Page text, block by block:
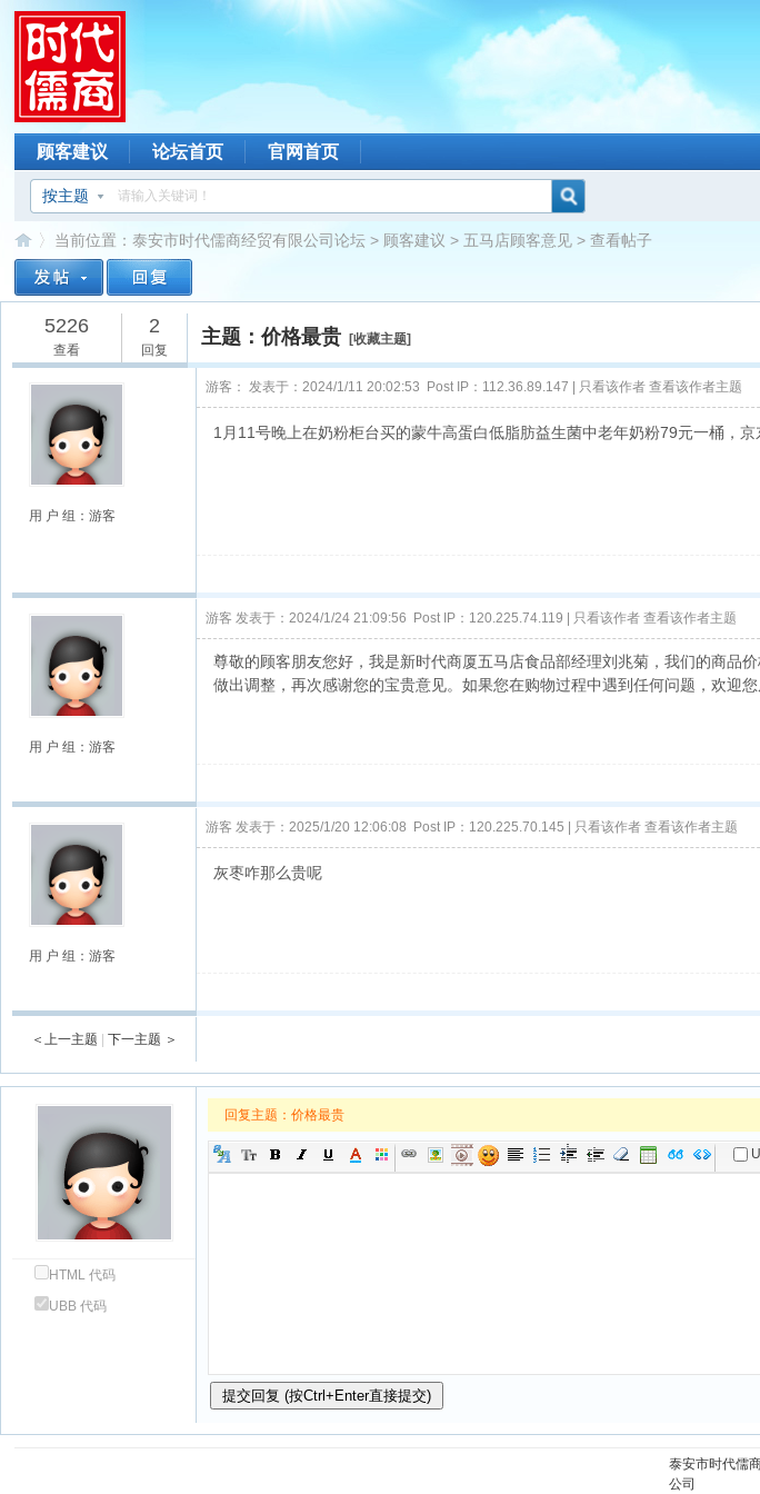
顾客建议 论坛首页 官网首页
按主题
当前位置：泰安市时代儒商经贸有限公司论坛 > 顾客建议 > 五马店顾客意见 > 查看帖子
5226
查看
2
回复
主题：价格最贵 [收藏主题]
用 户 组：游客
游客： 发表于：2024/1/11 20:02:53 Post IP：112.36.89.147 | 只看该作者 查看该作者主题
1月11号晚上在奶粉柜台买的蒙牛高蛋白低脂肪益生菌中老年奶粉79元一桶，
用 户 组：游客
游客 发表于：2024/1/24 21:09:56 Post IP：120.225.74.119 | 只看该作者 查看该作者主题
尊敬的顾客朋友您好，我是新时代商厦五马店食品部经理刘兆菊，我们的商品
做出调整，再次感谢您的宝贵意见。如果您在购物过程中遇到任何问题，欢迎
用 户 组：游客
游客 发表于：2025/1/20 12:06:08 Post IP：120.225.70.145 | 只看该作者 查看该作者主题
灰枣咋那么贵呢
＜上一主题 下一主题 ＞
HTML 代码
UBB 代码
回复主题： 价格最贵
泰安市时代儒
公司